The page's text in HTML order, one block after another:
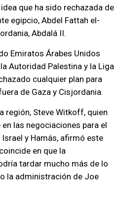
que ha sido rechazada de
egipcio, Abdel Fattah el-
Abdalá II.
Emiratos Árabes Unidos
Autoridad Palestina y la Liga
cualquier plan para
de Gaza y Cisjordania.
región, Steve Witkoff, quien
las negociaciones para el
y Hamás, afirmó este
en que la
tardar mucho más de lo
la administración de Joe